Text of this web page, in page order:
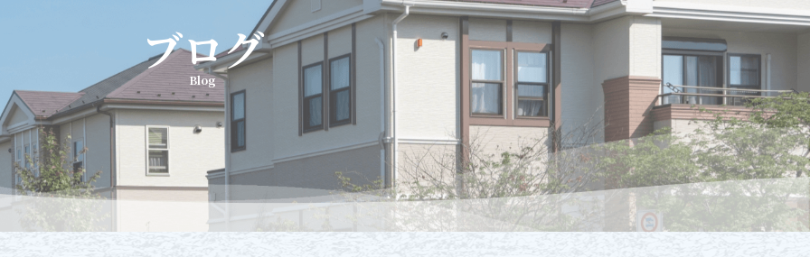
ブログ
Blog